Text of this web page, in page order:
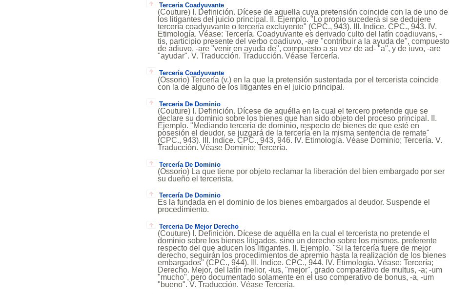
Terceria Coadyuvante
(Couture) I. Definición. Dícese de aquella cuya pretensión coincide con la de uno de
los litigantes del juicio principal. II. Ejemplo. "Lo propio sucederá si se dedujere
tercería coadyuvante o tercería excluyente" (CPC., 943). III. Indice. CPC., 943. IV.
Etimología. Véase: Tercería. Coadyuvante es derivado culto del latín coadiuvans, -
tis, participio presente del verbo coadiuvo, -are "contribuir a la ayuda de", compuesto
de adiuvo, -are "venir en ayuda de", compuesto a su vez de ad- "a", y de iuvo, -are
"ayudar". V. Traducción. Traducción. Véase Tercería.
Tercería Coadyuvante
(Ossorio) Tercería (v.) en la que la pretensión sustentada por el tercerista coincide
con la de alguno de los litigantes en el juicio principal.
Terceria De Dominio
(Couture) I. Definición. Dícese de aquélla en la cual el tercero pretende que se
declare su dominio sobre los bienes que han sido objeto del proceso principal. II.
Ejemplo. "Mediando tercería de dominio, respecto de bienes de que esté en
posesión el deudor, se juzgará de la tercería en la misma sentencia de remate"
(CPC., 943). III. Indice. CPC., 943, 946. IV. Etimología. Véase Dominio; Tercería. V.
Traducción. Véase Dominio; Tercería.
Tercería De Dominio
(Ossorio) La que tiene por objeto reclamar la liberación del bien embargado por ser
su dueño el tercerista.
Tercería De Dominio
Es la fundada en el dominio de los bienes embargados al deudor. Suspende el
procedimiento.
Terceria De Mejor Derecho
(Couture) I. Definición. Dícese de aquélla en la cual el tercerista no pretende el
dominio sobre los bienes litigados, sino un derecho sobre los mismos, preferente
respecto del que aducen los litigantes. II. Ejemplo. "Si la tercería fuere de mejor
derecho, seguirán los procedimientos de apremio hasta la realización de los bienes
embargados" (CPC., 944). III. Indice. CPC., 944. IV. Etimología. Véase: Tercería;
Derecho. Mejor, del latín melior, -ius, "mejor", grado comparativo de multus, -a; -um
"mucho", pero documentado solamente en el uso comperativo de bonus, -a, -um
"bueno". V. Traducción. Véase Tercería.